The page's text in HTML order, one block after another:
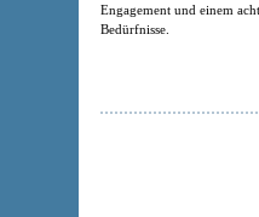
Engagement und einem
Bedürfnisse.